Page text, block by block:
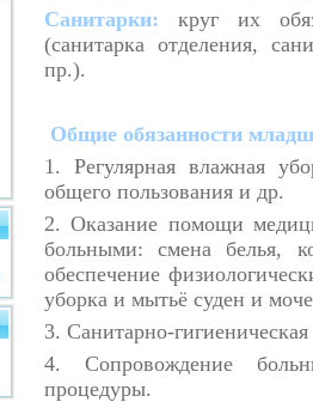
Санитарки:
круг их
(санитарка отделения,
пр.).
Общие обязанности
1. Регулярная влажная
общего пользования и др.
2.Оказание помощи
больными:смена белья,
обеспечение
уборка и мытьё суден и
3. Санитарно-
4. Сопровождение
процедуры.